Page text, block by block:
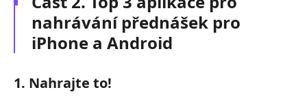
nahrávání přednášek pro
iPhone a Android
1. Nahrajte to!